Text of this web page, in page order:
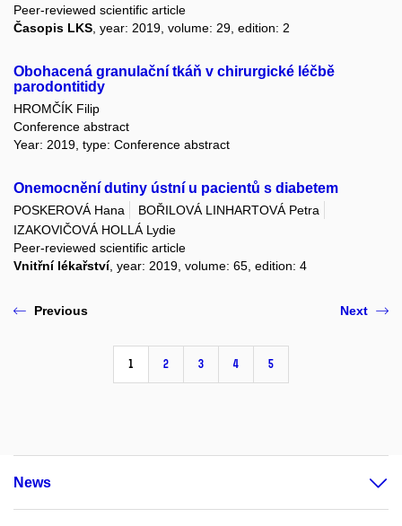
Peer-reviewed scientific article
Časopis LKS , year: 2019, volume: 29, edition: 2
Obohacená granulační tkáň v chirurgické léčbě
parodontitidy
HROMČÍK Filip
Conference abstract
Year: 2019, type: Conference abstract
Onemocnění dutiny ústní u pacientů s diabetem
POSKEROVÁ Hana
BOŘILOVÁ LINHARTOVÁ Petra
IZAKOVIČOVÁ HOLLÁ Lydie
Peer-reviewed scientific article
Vnitřní lékařství, year: 2019, volume: 65, edition: 4
Previous
1 2 3 4 5
Next
News